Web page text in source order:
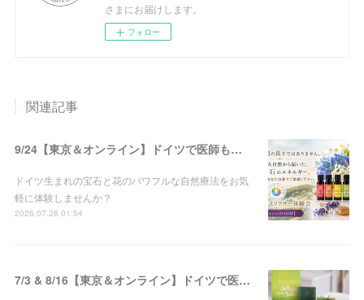
さまにお届けします。
フォロー
関連記事
9/24【東京＆オンライン】ドイツで医師も使う！!宝石と花の自然療法♡ゼリツィン®エリクサー体験会 開催
ドイツ生まれの宝石と花のパワフルな自然療法をお気
軽に体験しませんか？
2026.07.28 01:54
7/3 & 8/16【東京＆オンライン】ドイツで医師も使う！!宝石と花の自然療法♡ゼリツィン®エリクサー体験会 開催